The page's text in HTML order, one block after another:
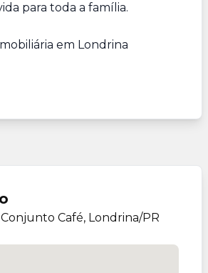
para toda a família.
em Londrina
Café, Londrina/PR